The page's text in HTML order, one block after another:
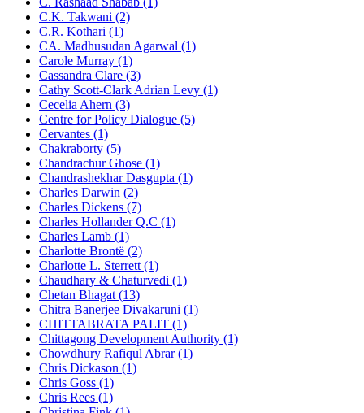
C.K. Takwani (2)
C.R. Kothari (1)
CA. Madhusudan Agarwal (1)
Carole Murray (1)
Cassandra Clare (3)
Cathy Scott-Clark Adrian Levy (1)
Cecelia Ahern (3)
Centre for Policy Dialogue (5)
Cervantes (1)
Chakraborty (5)
Chandrachur Ghose (1)
Chandrashekhar Dasgupta (1)
Charles Darwin (2)
Charles Dickens (7)
Charles Hollander Q.C (1)
Charles Lamb (1)
Charlotte Brontë (2)
Charlotte L. Sterrett (1)
Chaudhary & Chaturvedi (1)
Chetan Bhagat (13)
Chitra Banerjee Divakaruni (1)
CHITTABRATA PALIT (1)
Chittagong Development Authority (1)
Chowdhury Rafiqul Abrar (1)
Chris Dickason (1)
Chris Goss (1)
Chris Rees (1)